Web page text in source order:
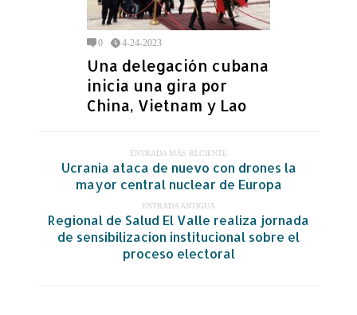
0 4-24-2023
Una delegación cubana
inicia una gira por
China, Vietnam y Lao
ENTRADA MÁS RECIENTE
Ucrania ataca de nuevo con drones la
mayor central nuclear de Europa
ENTRADA ANTIGUA
Regional de Salud El Valle realiza jornada
de sensibilizacion institucional sobre el
proceso electoral